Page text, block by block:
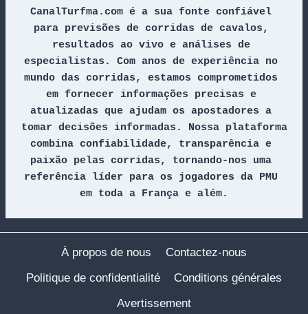
CanalTurfma.com é a sua fonte confiável
para previsões de corridas de cavalos,
resultados ao vivo e análises de
especialistas. Com anos de experiência no
mundo das corridas, estamos comprometidos
em fornecer informações precisas e
atualizadas que ajudam os apostadores a
tomar decisões informadas. Nossa plataforma
combina confiabilidade, transparência e
paixão pelas corridas, tornando-nos uma
referência líder para os jogadores da PMU
em toda a França e além.
À propos de nous
Contactez-nous
Politique de confidentialité
Conditions générales
Avertissement